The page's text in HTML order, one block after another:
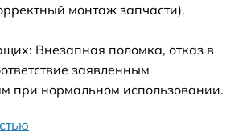
монтаж запчасти).
Внезапная поломка, отказ в
заявленным
при нормальном использовании.